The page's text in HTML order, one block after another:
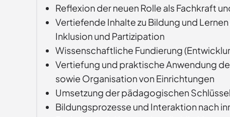
Reflexion der neuen Rolle als Fachkraft
Vertiefende Inhalte zu Bildung und
Inklusion und Partizipation
Wissenschaftliche Fundierung
Vertiefung und praktische Anwendung
sowie Organisation von Einrichtungen
Umsetzung der pädagogischen
Bildungsprozesse und Interaktion nach